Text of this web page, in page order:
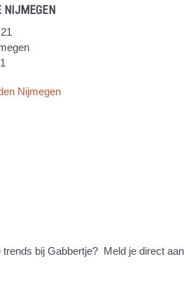
NIJMEGEN
Nijmegen
bij Gabbertje? Meld je direct aan